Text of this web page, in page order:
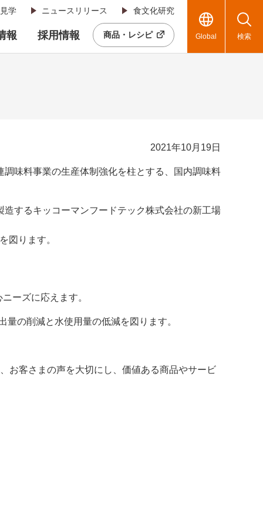
学 ニュースリリース 食文化研究
報 採用情報 商品・レシピ Global 検索
2021年10月19日
味料事業の生産体制強化を柱とする、国内調味料
するキッコーマンフードテック株式会社の新工場
図ります。
ーズに応えます。
の削減と水使用量の低減を図ります。
お客さまの声を大切にし、価値ある商品やサービ